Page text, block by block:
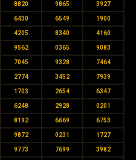
8820 9865 3927
6430 6549 1900
4205 8340 4160
9562 0365 9083
7045 9328 7464
2774 3452 7939
1703 2654 6347
6248 2928 0201
8192 6669 6753
9872 0231 1727
9773 7699 3982